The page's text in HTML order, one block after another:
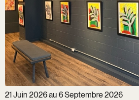
21 Juin 2026 au 6 Septembre 2026